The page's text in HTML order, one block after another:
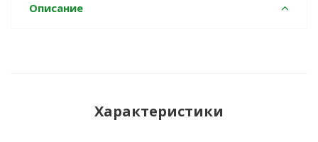
Описание
Характеристики